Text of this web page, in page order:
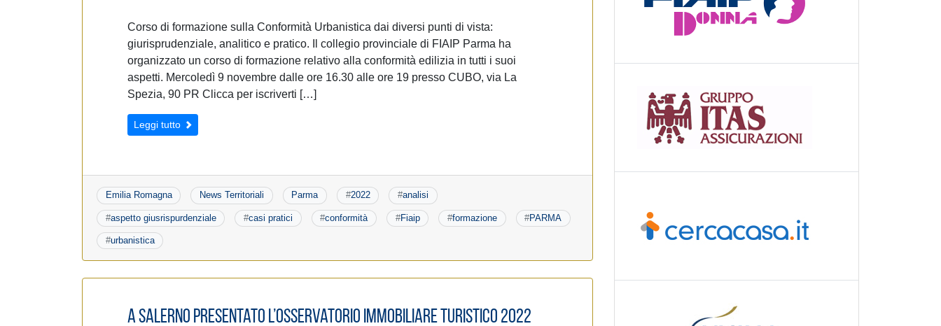
Corso di formazione sulla Conformità Urbanistica dai diversi punti di vista:
giurisprudenziale, analitico e pratico. Il collegio provinciale di FIAIP Parma ha
organizzato un corso di formazione relativo alla conformità edilizia in tutti i suoi
aspetti. Mercoledì 9 novembre dalle ore 16.30 alle ore 19 presso CUBO, via La
Spezia, 90 PR Clicca per iscriverti […]
Leggi tutto
Emilia Romagna News Territoriali Parma #2022 #analisi
#aspetto giusrispurdenziale #casi pratici #conformità #Fiaip #formazione #PARMA
#urbanistica
A Salerno presentato l’Osservatorio immobiliare Turistico 2022